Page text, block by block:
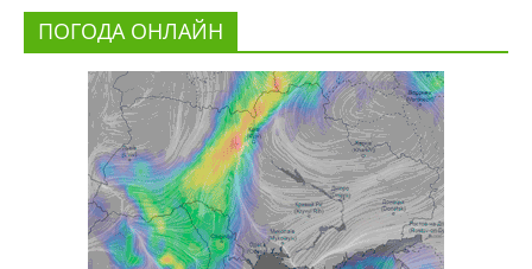
ПОГОДА ОНЛАЙН